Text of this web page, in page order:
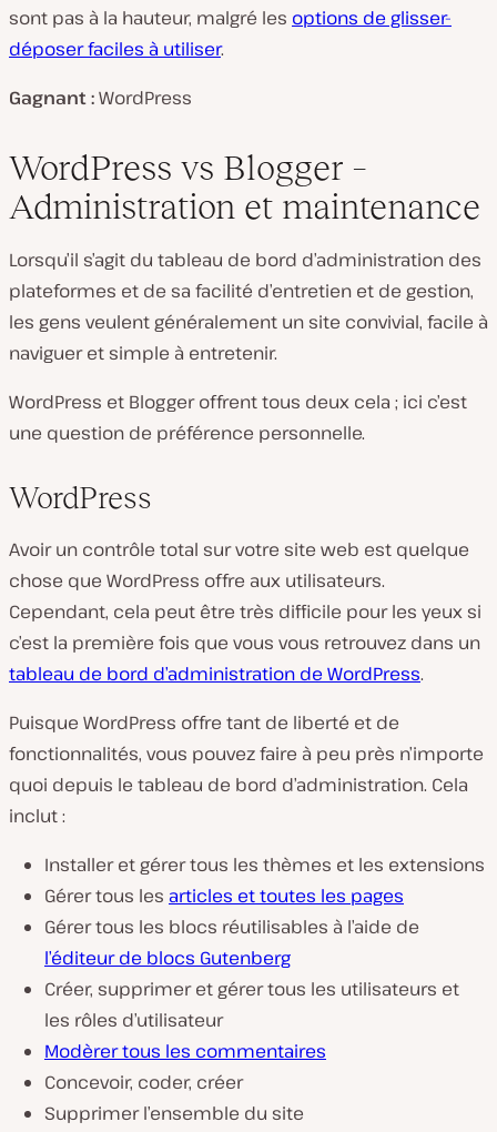
sont pas à la hauteur, malgré les options de glisser-
déposer faciles à utiliser.
Gagnant :WordPress
WordPress vs Blogger –
Administration et maintenance
Lorsqu’il s’agit du tableau de bord d’administration des
plateformes et de sa facilité d’entretien et de gestion,
les gens veulent généralement un site convivial, facile à
naviguer et simple à entretenir.
WordPress et Blogger offrent tous deux cela ; ici c’est
une question de préférence personnelle.
WordPress
Avoir un contrôle total sur votre site web est quelque
chose que WordPress offre aux utilisateurs.
Cependant, cela peut être très difficile pour les yeux si
c’est la première fois que vous vous retrouvez dans un
tableau de bord d’administration de WordPress.
Puisque WordPress offre tant de liberté et de
fonctionnalités, vous pouvez faire à peu près n’importe
quoi depuis le tableau de bord d’administration. Cela
inclut :
Installer et gérer tous les thèmes et les extensions
Gérer tous les articles et toutes les pages
Gérer tous les blocs réutilisables à l’aide de
l’éditeur de blocs Gutenberg
Créer, supprimer et gérer tous les utilisateurs et
les rôles d’utilisateur
Modèrer tous les commentaires
Concevoir, coder, créer
Supprimer l’ensemble du site